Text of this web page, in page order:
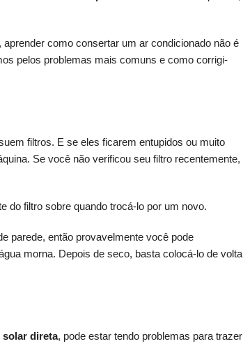
como consertar um ar condicionado não é
pelos problemas mais comuns e como corrigi-
filtros. E se eles ficarem entupidos ou muito
Se você não verificou seu filtro recentemente,
do filtro sobre quando trocá-lo por um novo.
parede, então provavelmente você pode
morna. Depois de seco, basta colocá-lo de volta
solar direta, pode estar tendo problemas para trazer